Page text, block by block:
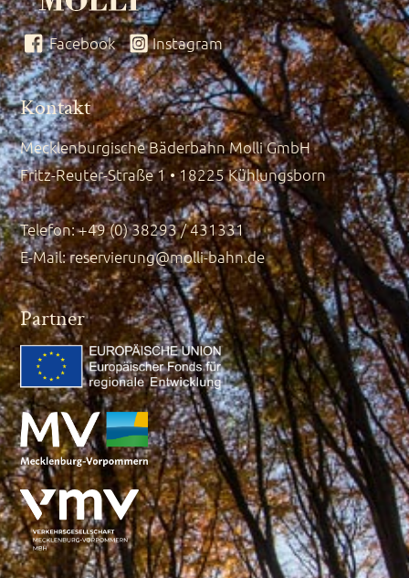
Facebook Instagram
Kontakt
Mecklenburgische Bäderbahn Molli GmbH
Fritz-Reuter-Straße 1 • 18225 Kühlungsborn
Telefon: +49 (0) 38293 / 431331
E-Mail:reservierung@molli-bahn.de
Partner